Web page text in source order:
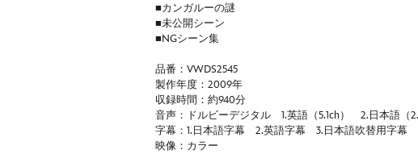
■カンガルーの謎
■未公開シーン
■NGシーン集
品番：VWDS2545
製作年度：2009年
収録時間：約940分
音声：ドルビーデジタル 1.英語（5.1ch） 2.日本語（
字幕：1.日本語字幕 2.英語字幕 3.日本語吹替用字幕
映像：カラー